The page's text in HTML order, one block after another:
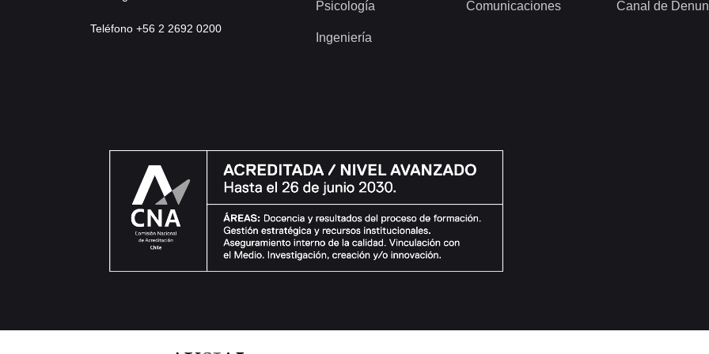
Teléfono +56 2 2692 0200
Psicología
Ingeniería
Comunicaciones Canal de